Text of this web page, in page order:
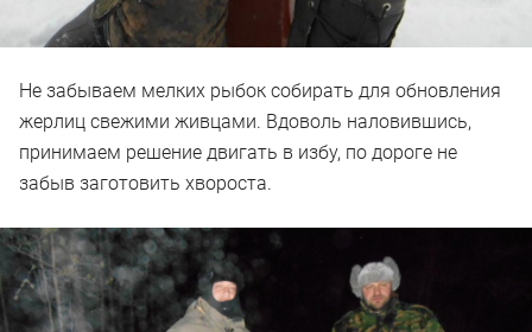
Не забываем мелких рыбок собирать для обновления
жерлиц свежими живцами. Вдоволь наловившись,
принимаем решение двигать в избу, по дороге не
забыв заготовить хвороста.